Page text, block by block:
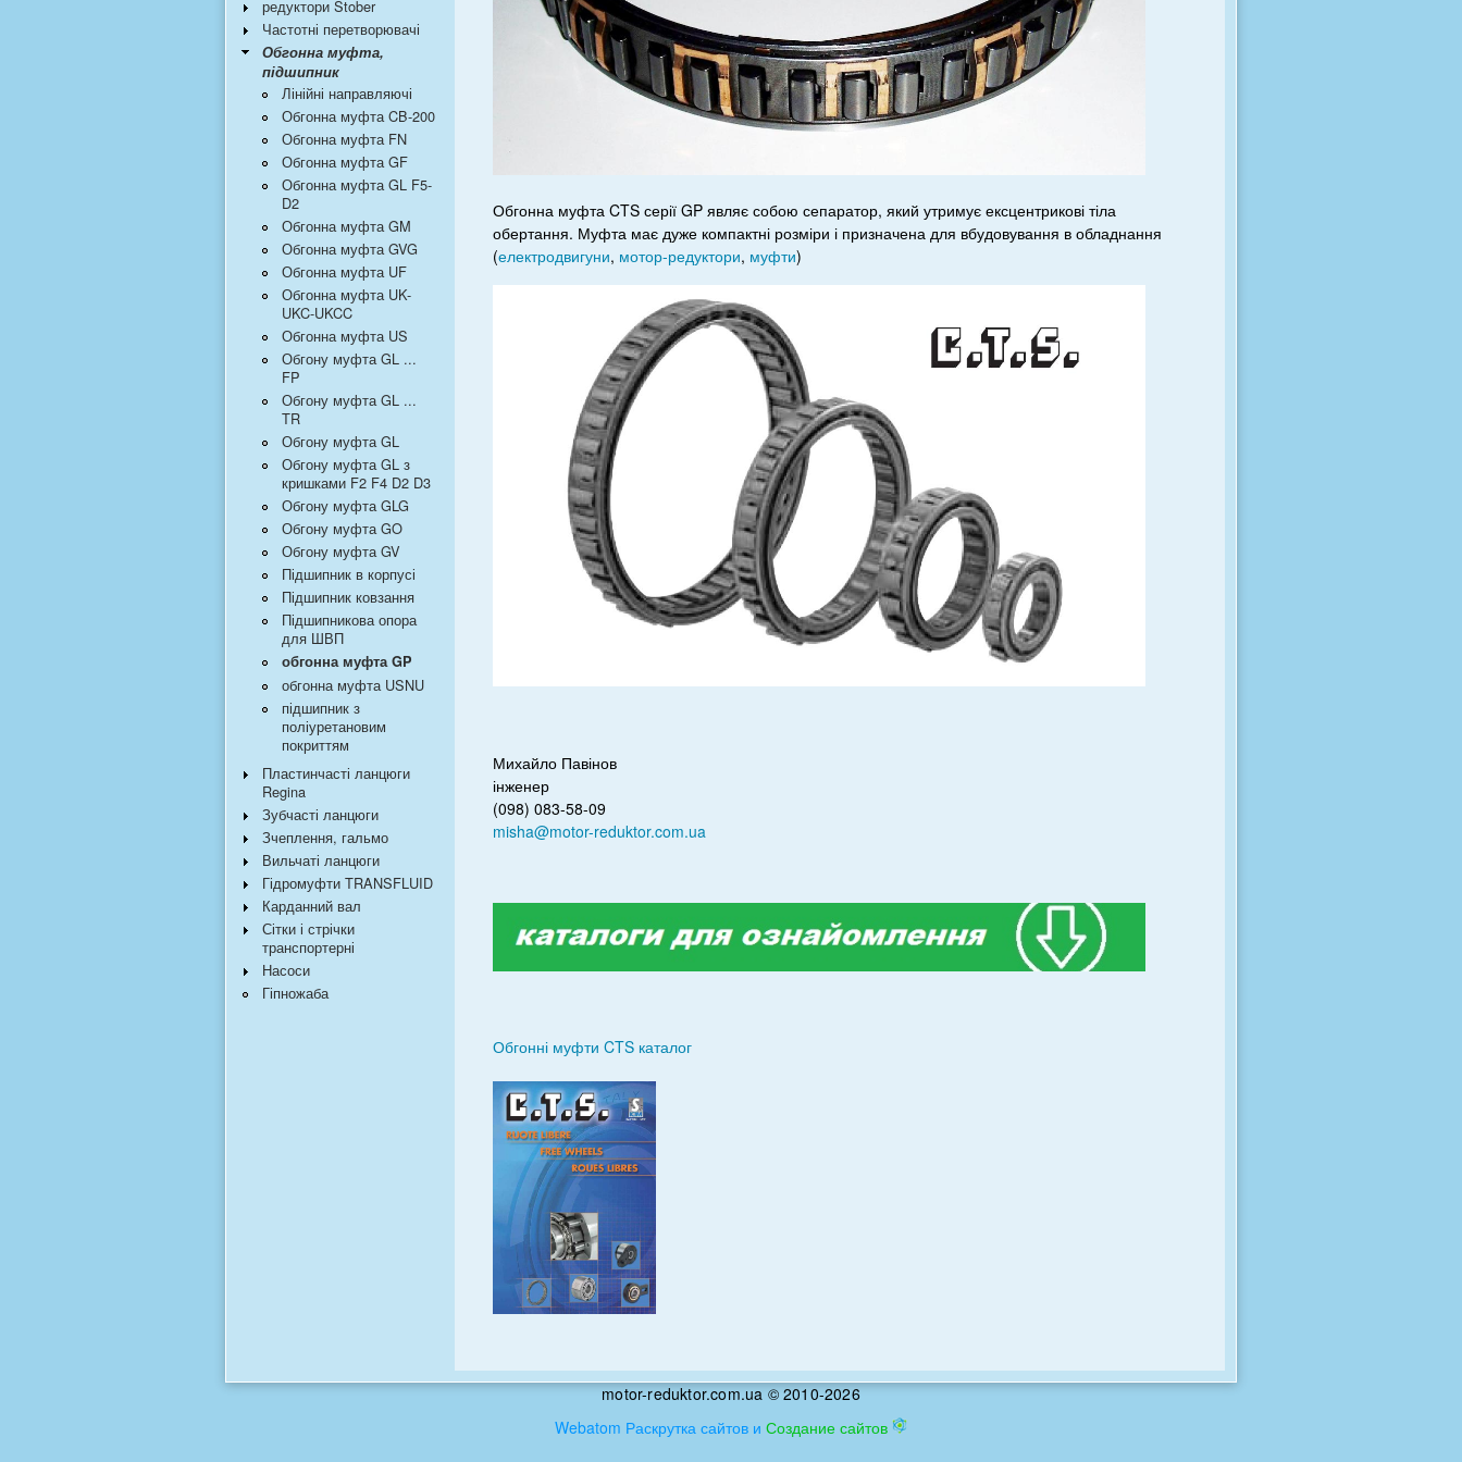
редуктори Stober
Частотні перетворювачі
Обгонна муфта,
підшипник
Лінійні направляючі
Обгонна муфта CB-200
Обгонна муфта FN
Обгонна муфта GF
Обгонна муфта GL F5-
D2
Обгонна муфта GM
Обгонна муфта GVG
Обгонна муфта UF
Обгонна муфта UK-
UKC-UKCC
Обгонна муфта US
Обгону муфта GL ...
FP
Обгону муфта GL ...
TR
Обгону муфта GL
Обгону муфта GL з
кришками F2 F4 D2 D3
Обгону муфта GLG
Обгону муфта GO
Обгону муфта GV
Підшипник в корпусі
Підшипник ковзання
Підшипникова опора
для ШВП
обгонна муфта GP
обгонна муфта USNU
підшипник з
поліуретановим
покриттям
Пластинчасті ланцюги
Regina
Зубчасті ланцюги
Зчеплення, гальмо
Вильчаті ланцюги
Гідромуфти TRANSFLUID
Карданний вал
Сітки і стрічки
транспортерні
Насоси
Гіпножаба
Обгонна муфта CTS серії GP являє собою сепаратор, який утримує ексцентрикові тіла
обертання. Муфта має дуже компактні розміри і призначена для вбудовування в обладнання
(електродвигуни, мотор-редуктори, муфти)
Михайло Павінов
інженер
(098) 083-58-09
misha@motor-reduktor.com.ua
Обгонні муфти CTS каталог
motor-reduktor.com.ua © 2010-2026
Webatom Раскрутка сайтов и Создание сайтов